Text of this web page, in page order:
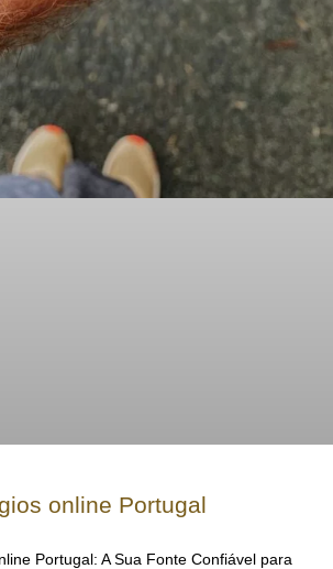
online Portugal
Portugal: A Sua Fonte Confiável para